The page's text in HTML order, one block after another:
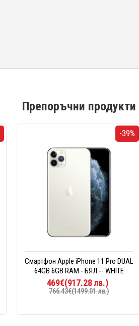
Препоръчни продукти
-39%
Смартфон Apple iPhone 11 Pro DUAL
64GB 6GB RAM - БЯЛ -- WHITE
469€(917.28 лв.)
766.43€(1499.01 лв.)